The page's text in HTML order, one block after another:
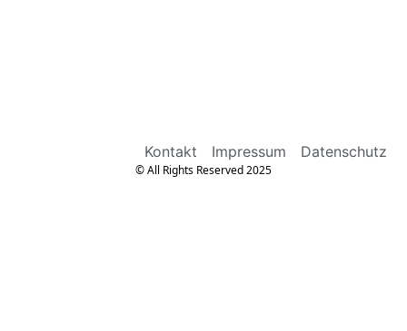
Kontakt Impressum Datenschutz
© All Rights Reserved 2025